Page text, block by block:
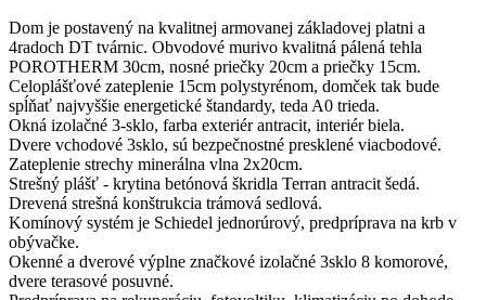
Dom je postavený na kvalitnej armovanej základovej platni a
4radoch DT tvárnic. Obvodové murivo kvalitná pálená tehla
POROTHERM 30cm, nosné priečky 20cm a priečky 15cm.
Celoplášťové zateplenie 15cm polystyrénom, domček tak bude
spĺňať najvyššie energetické štandardy, teda A0 trieda.
Okná izolačné 3-sklo, farba exteriér antracit, interiér biela.
Dvere vchodové 3sklo, sú bezpečnostné presklené viacbodové.
Zateplenie strechy minerálna vlna 2x20cm.
Strešný plášť - krytina betónová škridla Terran antracit šedá.
Drevená strešná konštrukcia trámová sedlová.
Komínový systém je Schiedel jednorúrový, predpríprava na krb v
obývačke.
Okenné a dverové výplne značkové izolačné 3sklo 8 komorové,
dvere terasové posuvné.